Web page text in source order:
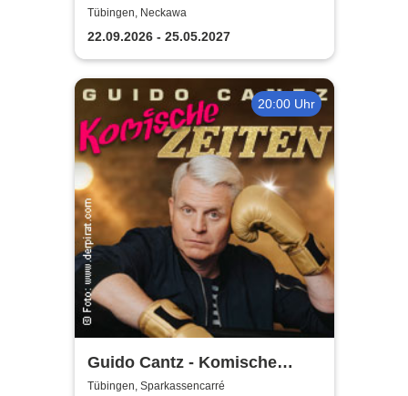
PowerPoint-Karaoke
Tübingen, Neckawa
22.09.2026 - 25.05.2027
20:00 Uhr
Guido Cantz - Komische
Zeiten | Das neue Programm
Tübingen, Sparkassencarré